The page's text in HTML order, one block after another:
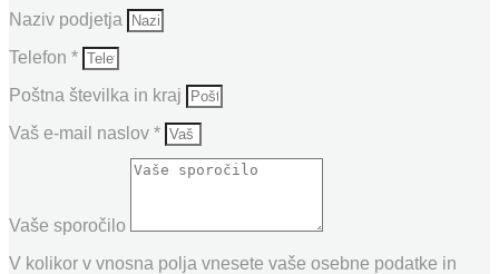
Naziv podjetja
Telefon *
Poštna številka in kraj
Vaš e-mail naslov *
Vaše sporočilo
V kolikor v vnosna polja vnesete vaše osebne podatke in